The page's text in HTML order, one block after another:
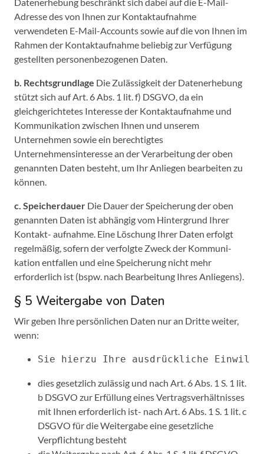
Adresse des von Ihnen zur Kontaktaufnahme
verwendeten E-Mail-Accounts sowie auf die von Ihnen im
Rahmen der Kontaktaufnahme beliebig zur Verfügung
gestellten personenbezogenen Daten.
b. Rechtsgrundlage Die Zulässigkeit der Datenerhebung
stützt sich auf Art. 6 Abs. 1 lit. f) DSGVO, da ein
gleichgerichtetes Interesse der Kontaktaufnahme und
Kommunikation zwischen Ihnen und unserem
Unternehmen sowie ein berechtigtes
Unternehmensinteresse an der Verarbeitung der oben
genannten Daten besteht, um Ihr Anliegen bearbeiten zu
können.
c. Speicherdauer Die Dauer der Speicherung der oben
genannten Daten ist abhängig vom Hintergrund Ihrer
Kontakt- aufnahme. Eine Löschung Ihrer Daten erfolgt
regelmäßig, sofern der verfolgte Zweck der Kommuni-
kation entfallen und eine Speicherung nicht mehr
erforderlich ist (bspw. nach Bearbeitung Ihres Anliegens).
§ 5 Weitergabe von Daten
Wir geben Ihre persönlichen Daten nur an Dritte weiter,
wenn:
Sie hierzu Ihre ausdrückliche
dies gesetzlich zulässig und nach Art. 6 Abs. 1 S. 1 lit.
b DSGVO zur Erfüllung eines Vertragsverhältnisses
mit Ihnen erforderlich ist- nach Art. 6 Abs. 1 S. 1 lit. c
DSGVO für die Weitergabe eine gesetzliche
Verpflichtung besteht